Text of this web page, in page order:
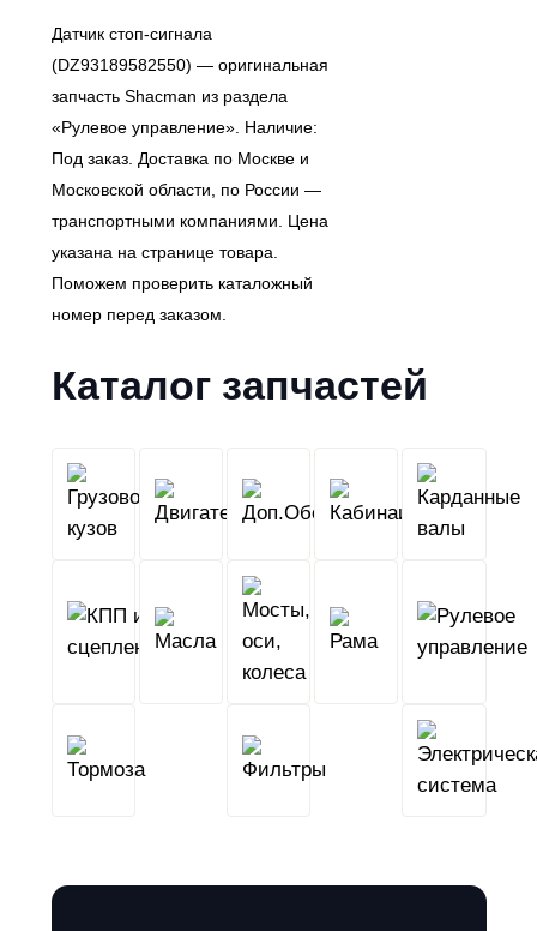
Датчик стоп-сигнала
(DZ93189582550) — оригинальная
запчасть Shacman из раздела
«Рулевое управление». Наличие:
Под заказ. Доставка по Москве и
Московской области, по России —
транспортными компаниями. Цена
указана на странице товара.
Поможем проверить каталожный
номер перед заказом.
Каталог запчастей
Грузовой
кузов
Двигатель Кабина
КПП
и
сцепление
Масла
оси,
Рама
Тормоза Фильтры